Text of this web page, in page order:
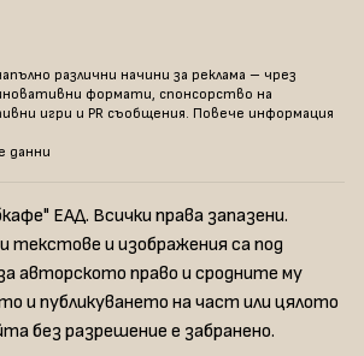
различни начини за реклама – чрез
формати, спонсорство на
игри и PR съобщения. Повече информация
данни
ЕАД. Всички права запазени.
текстове и изображения са под
авторското право и сродните му
и публикуването на част или цялото
без разрешение е забранено.